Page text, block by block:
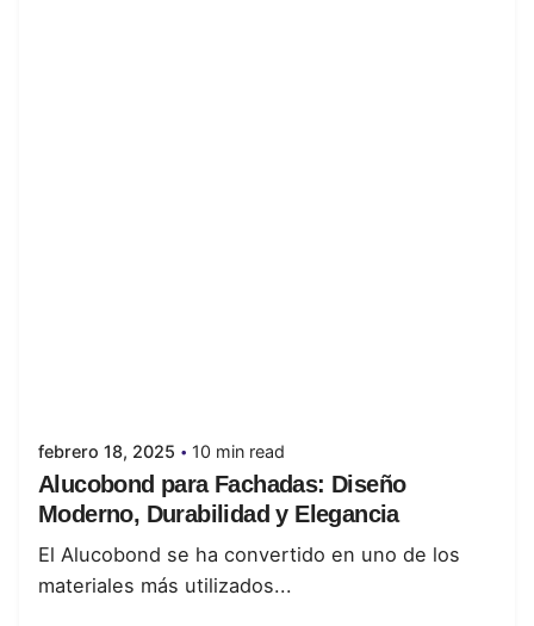
febrero 18, 2025 10 min read
Alucobond para Fachadas: Diseño
Moderno, Durabilidad y Elegancia
El Alucobond se ha convertido en uno de los
materiales más utilizados...